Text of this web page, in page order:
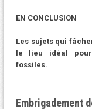
EN CONCLUSION
Les sujets qui
le lieu idéal pour
fossiles.
Embrigadement